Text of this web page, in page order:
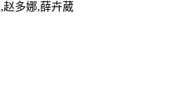
赵多娜,薛卉葳